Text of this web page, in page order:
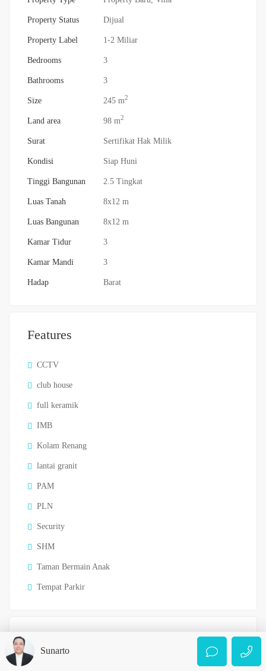
Property Status Dijual
Property Label 1-2 Miliar
Bedrooms 3
Bathrooms 3
Size 245 m2
Land area 98 m2
Surat Sertifikat Hak Milik
Kondisi Siap Huni
Tinggi Bangunan 2.5 Tingkat
Luas Tanah 8x12 m
Luas Bangunan 8x12 m
Kamar Tidur 3
Kamar Mandi 3
Hadap Barat
Features
CCTV
club house
full keramik
IMB
Kolam Renang
lantai granit
PAM
PLN
Security
SHM
Taman Bermain Anak
Tempat Parkir
Sunarto